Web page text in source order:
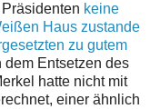
keine
Haus zustande
zu gutem
dem Entsetzen des
hatte nicht mit
einer ähnlich